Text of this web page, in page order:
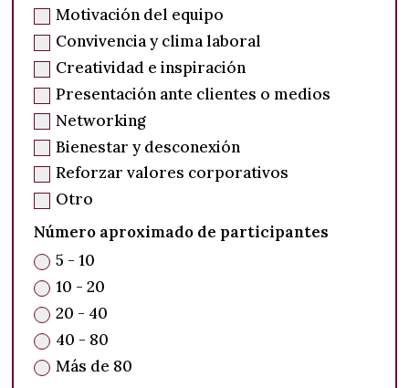
Motivación del equipo
Convivencia y clima laboral
Creatividad e inspiración
Presentación ante clientes o medios
Networking
Bienestar y desconexión
Reforzar valores corporativos
Otro
Número aproximado de participantes
5 - 10
10 - 20
20 - 40
40 - 80
Más de 80